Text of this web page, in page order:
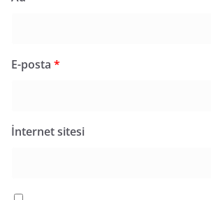
E-posta *
İnternet sitesi